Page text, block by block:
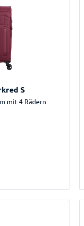
S
mit 4 Rädern